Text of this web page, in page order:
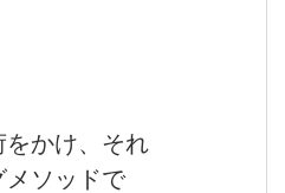
かけ、それ
メソッドで